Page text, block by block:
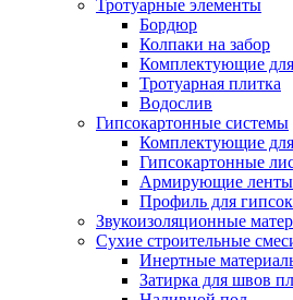
Тротуарные элементы
Бордюр
Колпаки на забор
Комплектующие для
Тротуарная плитка
Водослив
Гипсокартонные системы
Комплектующие для
Гипсокартонные
Армирующие ленты
Профиль для
Звукоизоляционные
Сухие строительные
Инертные
Затирка для швов